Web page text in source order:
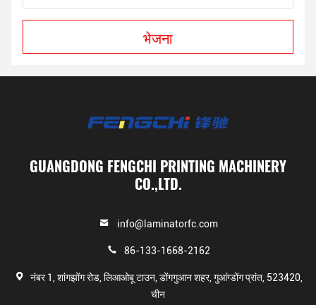
भेजना
GUANGDONG FENGCHI PRINTING MACHINERY
CO.,LTD.
info@laminatorfc.com
86-133-1668-2162
नंबर 1, शांगझोंग रोड, लिआओबू टाउन, डोंगगुआन शहर, गुआंग्डोंग प्रांत, 523420,
चीन